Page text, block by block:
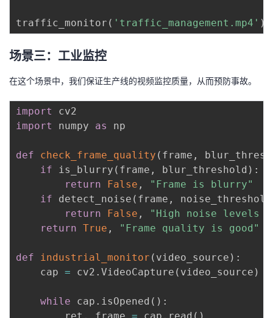
traffic_monitor ( 'traffic_management.mp4' )
场景三：工业监控
在这个场景中，我们保证生产线的视频监控质量，从而预防事故。
import
import
numpy as np
def check_frame_quality ( frame ,
if is_blurry ( frame , blur_threshold ) :
return
False ,
"Frame is blurry"
if detect_noise ( frame , noise_threshold
return
False ,
"High noise levels
return True , "Frame quality is good"
def industrial_monitor ( video_source ) :
    cap
= cv2 . VideoCapture ( video_source )
while cap . isOpened ( ) :